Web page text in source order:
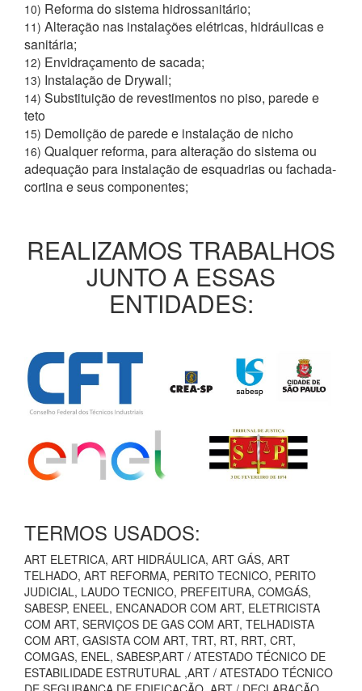
10) Reforma do sistema hidrossanitário;
11) Alteração nas instalações elétricas, hidráulicas e
sanitária;
12) Envidraçamento de sacada;
13) Instalação de Drywall;
14) Substituição de revestimentos no piso, parede e
teto
15) Demolição de parede e instalação de nicho
16) Qualquer reforma, para alteração do sistema ou
adequação para instalação de esquadrias ou fachada-
cortina e seus componentes;
REALIZAMOS TRABALHOS
JUNTO A ESSAS
ENTIDADES:
TERMOS USADOS:
ART ELETRICA, ART HIDRÁULICA, ART GÁS, ART
TELHADO, ART REFORMA, PERITO TECNICO, PERITO
JUDICIAL, LAUDO TECNICO, PREFEITURA, COMGÁS,
SABESP, ENEEL, ENCANADOR COM ART, ELETRICISTA
COM ART, SERVIÇOS DE GAS COM ART, TELHADISTA
COM ART, GASISTA COM ART, TRT, RT, RRT, CRT,
COMGAS, ENEL, SABESP,ART / ATESTADO TÉCNICO DE
ESTABILIDADE ESTRUTURAL ,ART / ATESTADO TÉCNICO